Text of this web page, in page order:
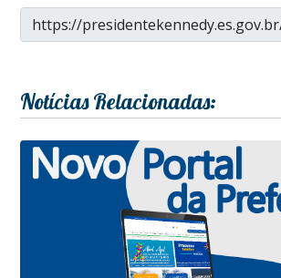
Notícias Relacionadas: